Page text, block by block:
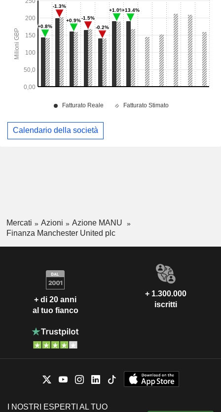
Calendario della società
Mercati Azioni
Azione MANU
Finanza Manchester United plc
+ di 20 anni
al tuo fianco
+ 1.300.000
iscritti
I NOSTRI ESPERTI AL TUO